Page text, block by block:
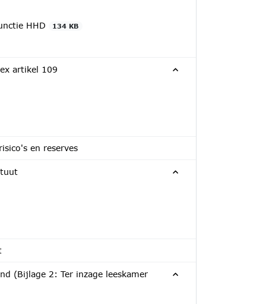
HHD
134 KB
artikel 109
en reserves
(Bijlage 2: Ter inzage leeskamer